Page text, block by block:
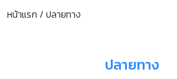
หน้าแรก / ปลายทาง
ปลายทาง